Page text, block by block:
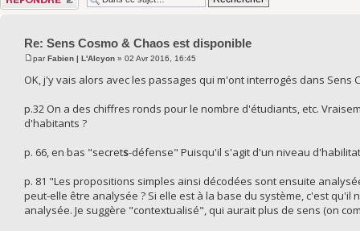
Re: Sens Cosmo & Chaos est disponible
parFabien | L'Alcyon » 02 Avr 2016, 16:45
OK, j'y vais alors avec les passages qui m'ont interrogés dans Sens
p.32 On a des chiffres ronds pour le nombre d'étudiants, etc.
d'habitants ?
p. 66, en bas "secrets-défense" Puisqu'il s'agit d'un niveau
p. 81 "Les propositions simples ainsi décodées sont ensuite
peut-elle être analysée ? Si elle est à la base du système, c'est
analysée. Je suggère "contextualisé", qui aurait plus de sens (on